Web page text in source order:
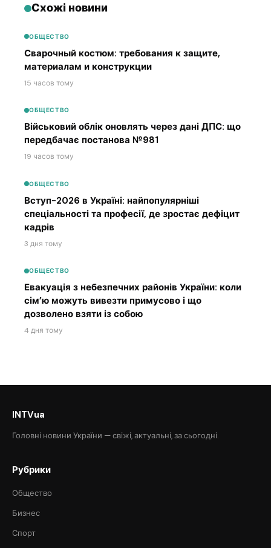
Схожі новини
ОБЩЕСТВО
Сварочный костюм: требования к защите,
материалам и конструкции
15 часов тому
ОБЩЕСТВО
Військовий облік оновлять через дані ДПС: що
передбачає постанова №981
19 часов тому
ОБЩЕСТВО
Вступ-2026 в Україні: найпопулярніші
спеціальності та професії, де зростає дефіцит
кадрів
3 дня тому
ОБЩЕСТВО
Евакуація з небезпечних районів України: коли
сім’ю можуть вивезти примусово і що
дозволено взяти із собою
4 дня тому
INTVua
Головні новини України — свіжі, актуальні, за сьогодні.
Рубрики
Общество
Бизнес
Спорт